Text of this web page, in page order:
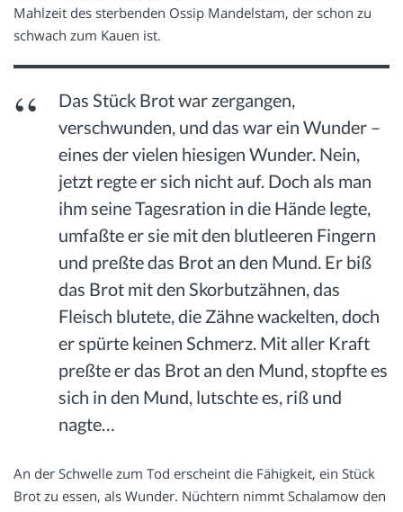
Mahlzeit des sterbenden Ossip Mandelstam, der schon zu
schwach zum Kauen ist.
Das Stück Brot war zergangen,
verschwunden, und das war ein Wunder –
eines der vielen hiesigen Wunder. Nein,
jetzt regte er sich nicht auf. Doch als man
ihm seine Tagesration in die Hände legte,
umfaßte er sie mit den blutleeren Fingern
und preßte das Brot an den Mund. Er biß
das Brot mit den Skorbutzähnen, das
Fleisch blutete, die Zähne wackelten, doch
er spürte keinen Schmerz. Mit aller Kraft
preßte er das Brot an den Mund, stopfte es
sich in den Mund, lutschte es, riß und
nagte…
An der Schwelle zum Tod erscheint die Fähigkeit, ein Stück
Brot zu essen, als Wunder. Nüchtern nimmt Schalamow den